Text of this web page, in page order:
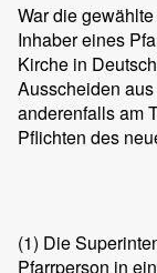
War die
Inhaber eines
Kirche in
Ausscheiden
anderenfalls am
Pflichten des
(1) Die
Pfarrperson in